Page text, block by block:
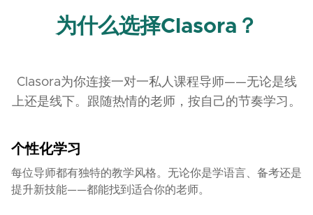
为什么选择Clasora？
Clasora为你连接一对一私人课程导师——无论是线
上还是线下。跟随热情的老师，按自己的节奏学习。
个性化学习
每位导师都有独特的教学风格。无论你是学语言、备考还是
提升新技能——都能找到适合你的老师。